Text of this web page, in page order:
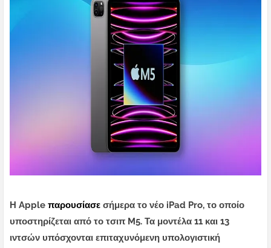
Η Apple παρουσίασε σήμερα το νέο iPad Pro, το οποίο
υποστηρίζεται από το τσιπ M5. Τα μοντέλα 11 και 13
ιντσών υπόσχονται επιταχυνόμενη υπολογιστική